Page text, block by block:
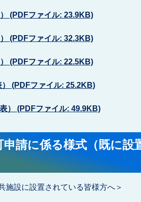
(PDFファイル: 23.9KB)
(PDFファイル: 32.3KB)
(PDFファイル: 22.5KB)
(PDFファイル: 25.2KB)
） (PDFファイル: 49.9KB)
請に係る様式（既に設
施設に設置されている皆様方へ＞